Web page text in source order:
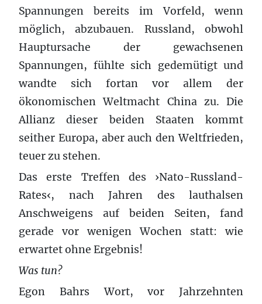
Spannungen bereits im Vorfeld, wenn
möglich, abzubauen. Russland, obwohl
Hauptursache der gewachsenen
Spannungen, fühlte sich gedemütigt und
wandte sich fortan vor allem der
ökonomischen Weltmacht China zu. Die
Allianz dieser beiden Staaten kommt
seither Europa, aber auch den Weltfrieden,
teuer zu stehen.
Das erste Treffen des ›Nato-Russland-
Rates‹, nach Jahren des lauthalsen
Anschweigens auf beiden Seiten, fand
gerade vor wenigen Wochen statt: wie
erwartet ohne Ergebnis!
Was tun?
Egon Bahrs Wort, vor Jahrzehnten